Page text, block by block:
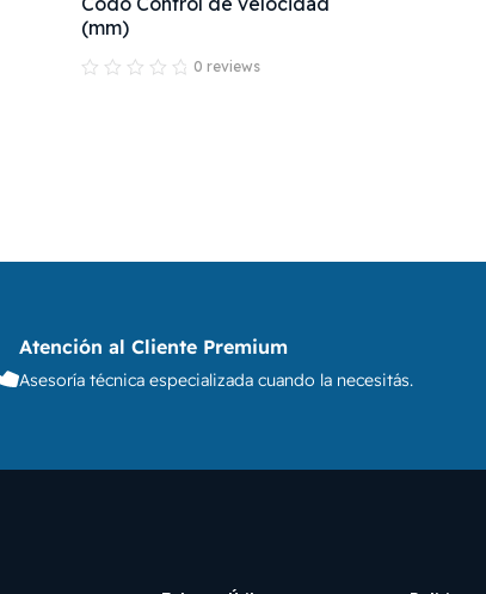
(mm)
0 reviews
Atención al Cliente Premium
Asesoría técnica especializada cuando la necesitás.